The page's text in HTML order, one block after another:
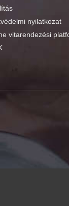
nyilatkozat
vitarendezési